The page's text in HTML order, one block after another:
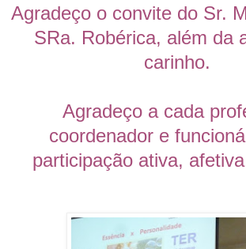
Agradeço o convite do Sr.
SRa. Robérica, além da
carinho.
Agradeço a cada
coordenador e
participação ativa,